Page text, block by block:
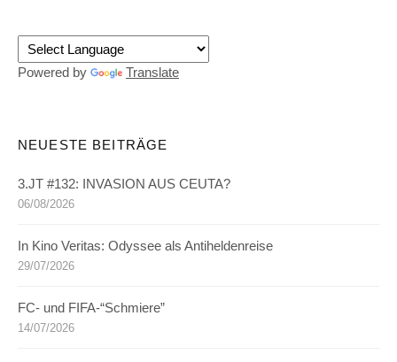
Powered by Translate
NEUESTE BEITRÄGE
3.JT #132: INVASION AUS CEUTA?
06/08/2026
In Kino Veritas: Odyssee als Antiheldenreise
29/07/2026
FC- und FIFA-“Schmiere”
14/07/2026